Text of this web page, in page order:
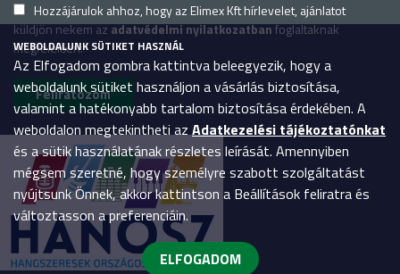
Hozzájárulok ahhoz, hogy az Elimex Kft hírlevelet, ajánlatot
küldjön nekem azadatvédelmi nyilatkozatbanfoglaltaknak
megfelelően.
WEBOLDALUNK SÜTIKET HASZNÁL
Az Elfogadom gombra kattintva beleegyezik, hogy a
weboldalunk sütiket használjon a vásárlás biztosítása,
valamint a hatékonyabb tartalom biztosítása érdekében. A
weboldalon megtekintheti az Adatkezelési tájékoztatónkat
és a sütik használatának részletes leírását. Amennyiben
mégsem szeretné, hogy személyre szabott szolgáltatást
nyújtsunk Önnek, akkor kattintson a Beállítások feliratra és
változtasson a preferenciáin.
ELFOGADOM